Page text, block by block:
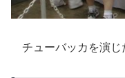
チューバッカを演じ